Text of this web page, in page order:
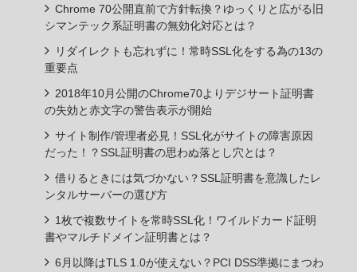
Chrome 70公開直前で方針転換？ゆっくりと広がる旧
シマンテック系証明書の無効化対応とは？
リダイレクトも忘れずに！常時SSL化をする為の13の
重要点
2018年10月公開のChrome70よりデジサート証明書
の失効と赤文字の警告表示が開始
サイト制作/管理者必見！SSL化がサイトの障害原因
だった！？SSL証明書の思わぬ落とし穴とは？
借りるときには気づかない？SSL証明書を意識したレ
ンタルサーバーの選び方
1枚で複数サイトを常時SSL化！ワイルドカード証明
書やマルチドメイン証明書とは？
6月以降はTLS 1.0が使えない？PCI DSS準拠にまつわ